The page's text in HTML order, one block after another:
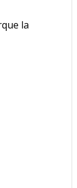
la